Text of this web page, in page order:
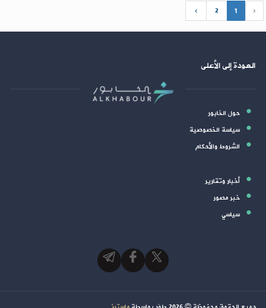
‹
1
2
›
العودة إلى الأعلى
حول الخابور
سياسة الخصوصية
الشروط والأحكام
أخبار وتقارير
خبر مصور
سياسي